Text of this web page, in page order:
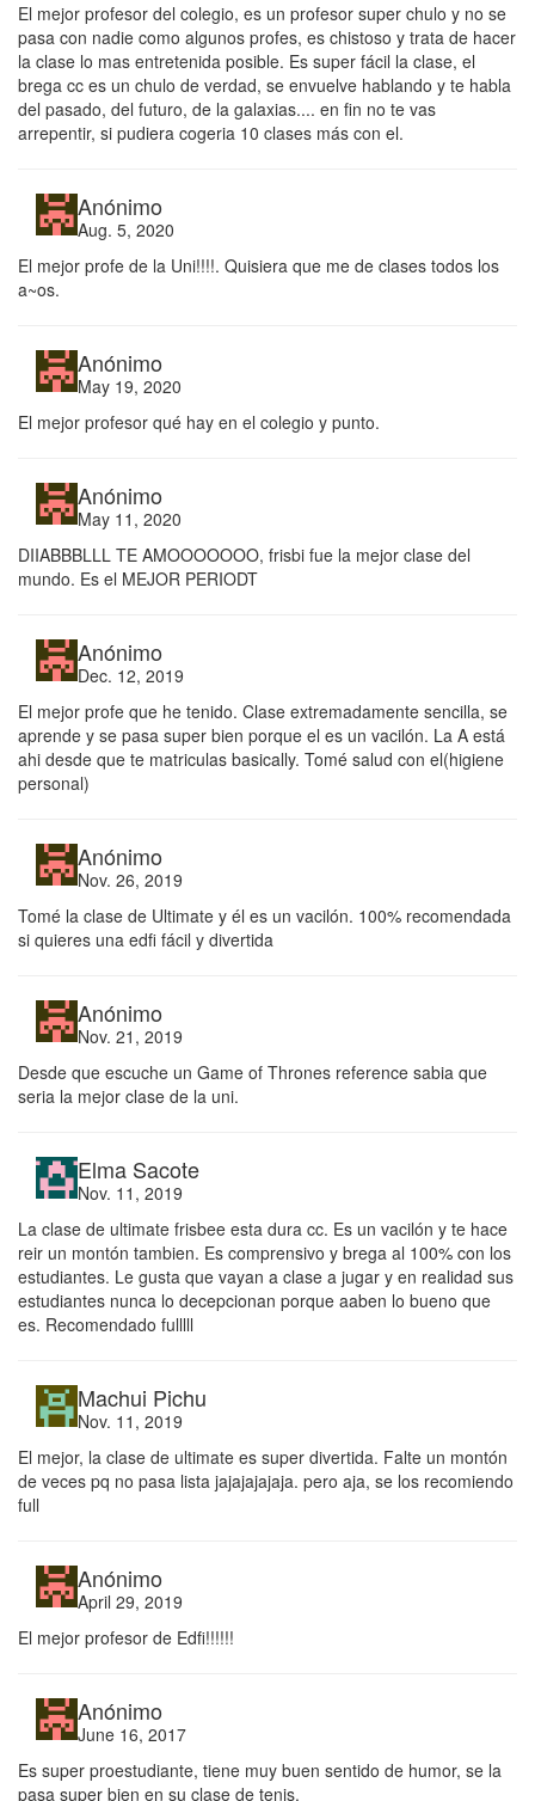
El mejor profesor del colegio, es un profesor super chulo y no se
pasa con nadie como algunos profes, es chistoso y trata de hacer
la clase lo mas entretenida posible. Es super fácil la clase, el
brega cc es un chulo de verdad, se envuelve hablando y te habla
del pasado, del futuro, de la galaxias.... en fin no te vas
arrepentir, si pudiera cogeria 10 clases más con el.
Anónimo
Aug. 5, 2020
El mejor profe de la Uni!!!!. Quisiera que me de clases todos los
a~os.
Anónimo
May 19, 2020
El mejor profesor qué hay en el colegio y punto.
Anónimo
May 11, 2020
DIIABBBLLL TE AMOOOOOOO, frisbi fue la mejor clase del
mundo. Es el MEJOR PERIODT
Anónimo
Dec. 12, 2019
El mejor profe que he tenido. Clase extremadamente sencilla, se
aprende y se pasa super bien porque el es un vacilón. La A está
ahi desde que te matriculas basically. Tomé salud con el(higiene
personal)
Anónimo
Nov. 26, 2019
Tomé la clase de Ultimate y él es un vacilón. 100% recomendada
si quieres una edfi fácil y divertida
Anónimo
Nov. 21, 2019
Desde que escuche un Game of Thrones reference sabia que
seria la mejor clase de la uni.
Elma Sacote
Nov. 11, 2019
La clase de ultimate frisbee esta dura cc. Es un vacilón y te hace
reir un montón tambien. Es comprensivo y brega al 100% con los
estudiantes. Le gusta que vayan a clase a jugar y en realidad sus
estudiantes nunca lo decepcionan porque aaben lo bueno que
es. Recomendado fulllll
Machui Pichu
Nov. 11, 2019
El mejor, la clase de ultimate es super divertida. Falte un montón
de veces pq no pasa lista jajajajajaja. pero aja, se los recomiendo
full
Anónimo
April 29, 2019
El mejor profesor de Edfi!!!!!!
Anónimo
June 16, 2017
Es super proestudiante, tiene muy buen sentido de humor, se la
pasa super bien en su clase de tenis.